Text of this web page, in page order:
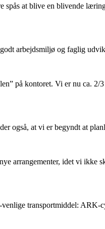
at blive en blivende
arbejdsmiljø og faglig
på kontoret. Vi er nu ca.
også, at vi er begyndt at
arrangementer, idet vi
transportmiddel: ARK-